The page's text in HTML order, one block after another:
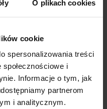
O plikach cookies
cookie
spersonalizowania treści
i
Informacje o tym, jak
partnerom
i analitycznym.
bukietowa 'Little
Alf’
55,00zł